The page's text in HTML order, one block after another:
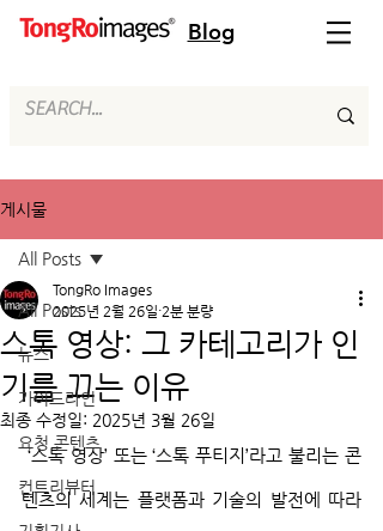
Blog
게시물
All Posts
뉴스
가이드라인
요청 콘텐츠
컨트리뷰터
All Posts
스톡 영상: 그 카테고리가 인
기를 끄는 이유
TongRo Images
2025년 2월 26일 2분 분량
최종 수정일: 2025년 3월 26일
‘스톡 영상’ 또는 ‘스톡 푸티지’라고 불리는 콘
텐츠의 세계는 플랫폼과 기술의 발전에 따라